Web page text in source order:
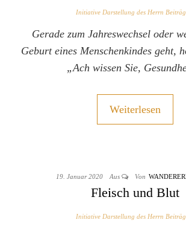
Initiative Darstellung des Herrn
Gerade zum Jahreswechsel oder
Geburt eines Menschenkindes geht,
„Ach wissen Sie,
Weiterlesen
19. Januar 2020 Aus Von
Fleisch und Blut
Initiative Darstellung des Herrn